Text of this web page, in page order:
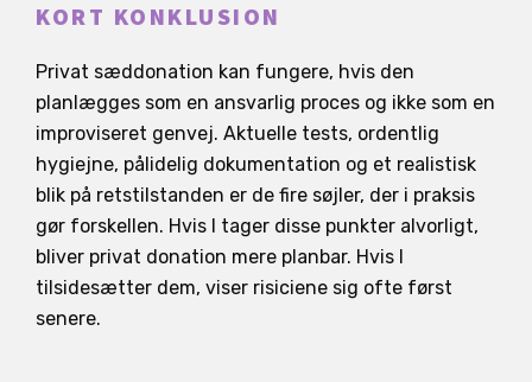
KORT KONKLUSION
Privat sæddonation kan fungere, hvis den
planlægges som en ansvarlig proces og ikke som en
improviseret genvej. Aktuelle tests, ordentlig
hygiejne, pålidelig dokumentation og et realistisk
blik på retstilstanden er de fire søjler, der i praksis
gør forskellen. Hvis I tager disse punkter alvorligt,
bliver privat donation mere planbar. Hvis I
tilsidesætter dem, viser risiciene sig ofte først
senere.